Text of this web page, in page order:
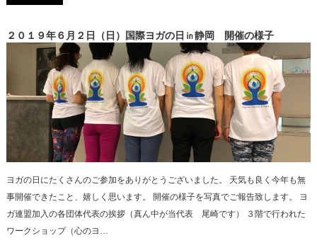
２０１９年６月２日（日）国際ヨガの日㏌静岡 開催の様子
ヨガの日にたくさんのご参加をありがとうございました。 天気も良く今年も無
事開催できたこと、嬉しく思います。 開催の様子を写真でご報告致します。 ヨ
ガ連盟加入の各団体代表の挨拶（真ん中が当代表 尾崎です） ３階で行われた
ワークショップ（心のヨ…